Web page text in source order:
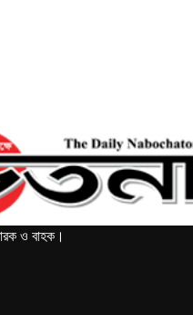
ও বাহক।